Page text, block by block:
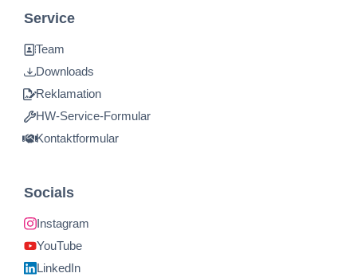
Service
Team
Downloads
Reklamation
HW-Service-Formular
Kontaktformular
Socials
Instagram
YouTube
LinkedIn